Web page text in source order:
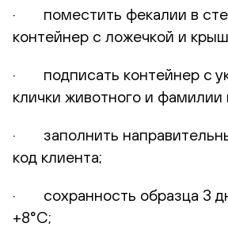
· поместить фекалии в
контейнер с ложечкой и
· подписать контейнер с
клички животного и фамилии
· заполнить
код клиента;
· сохранность образца 3
+8°С;